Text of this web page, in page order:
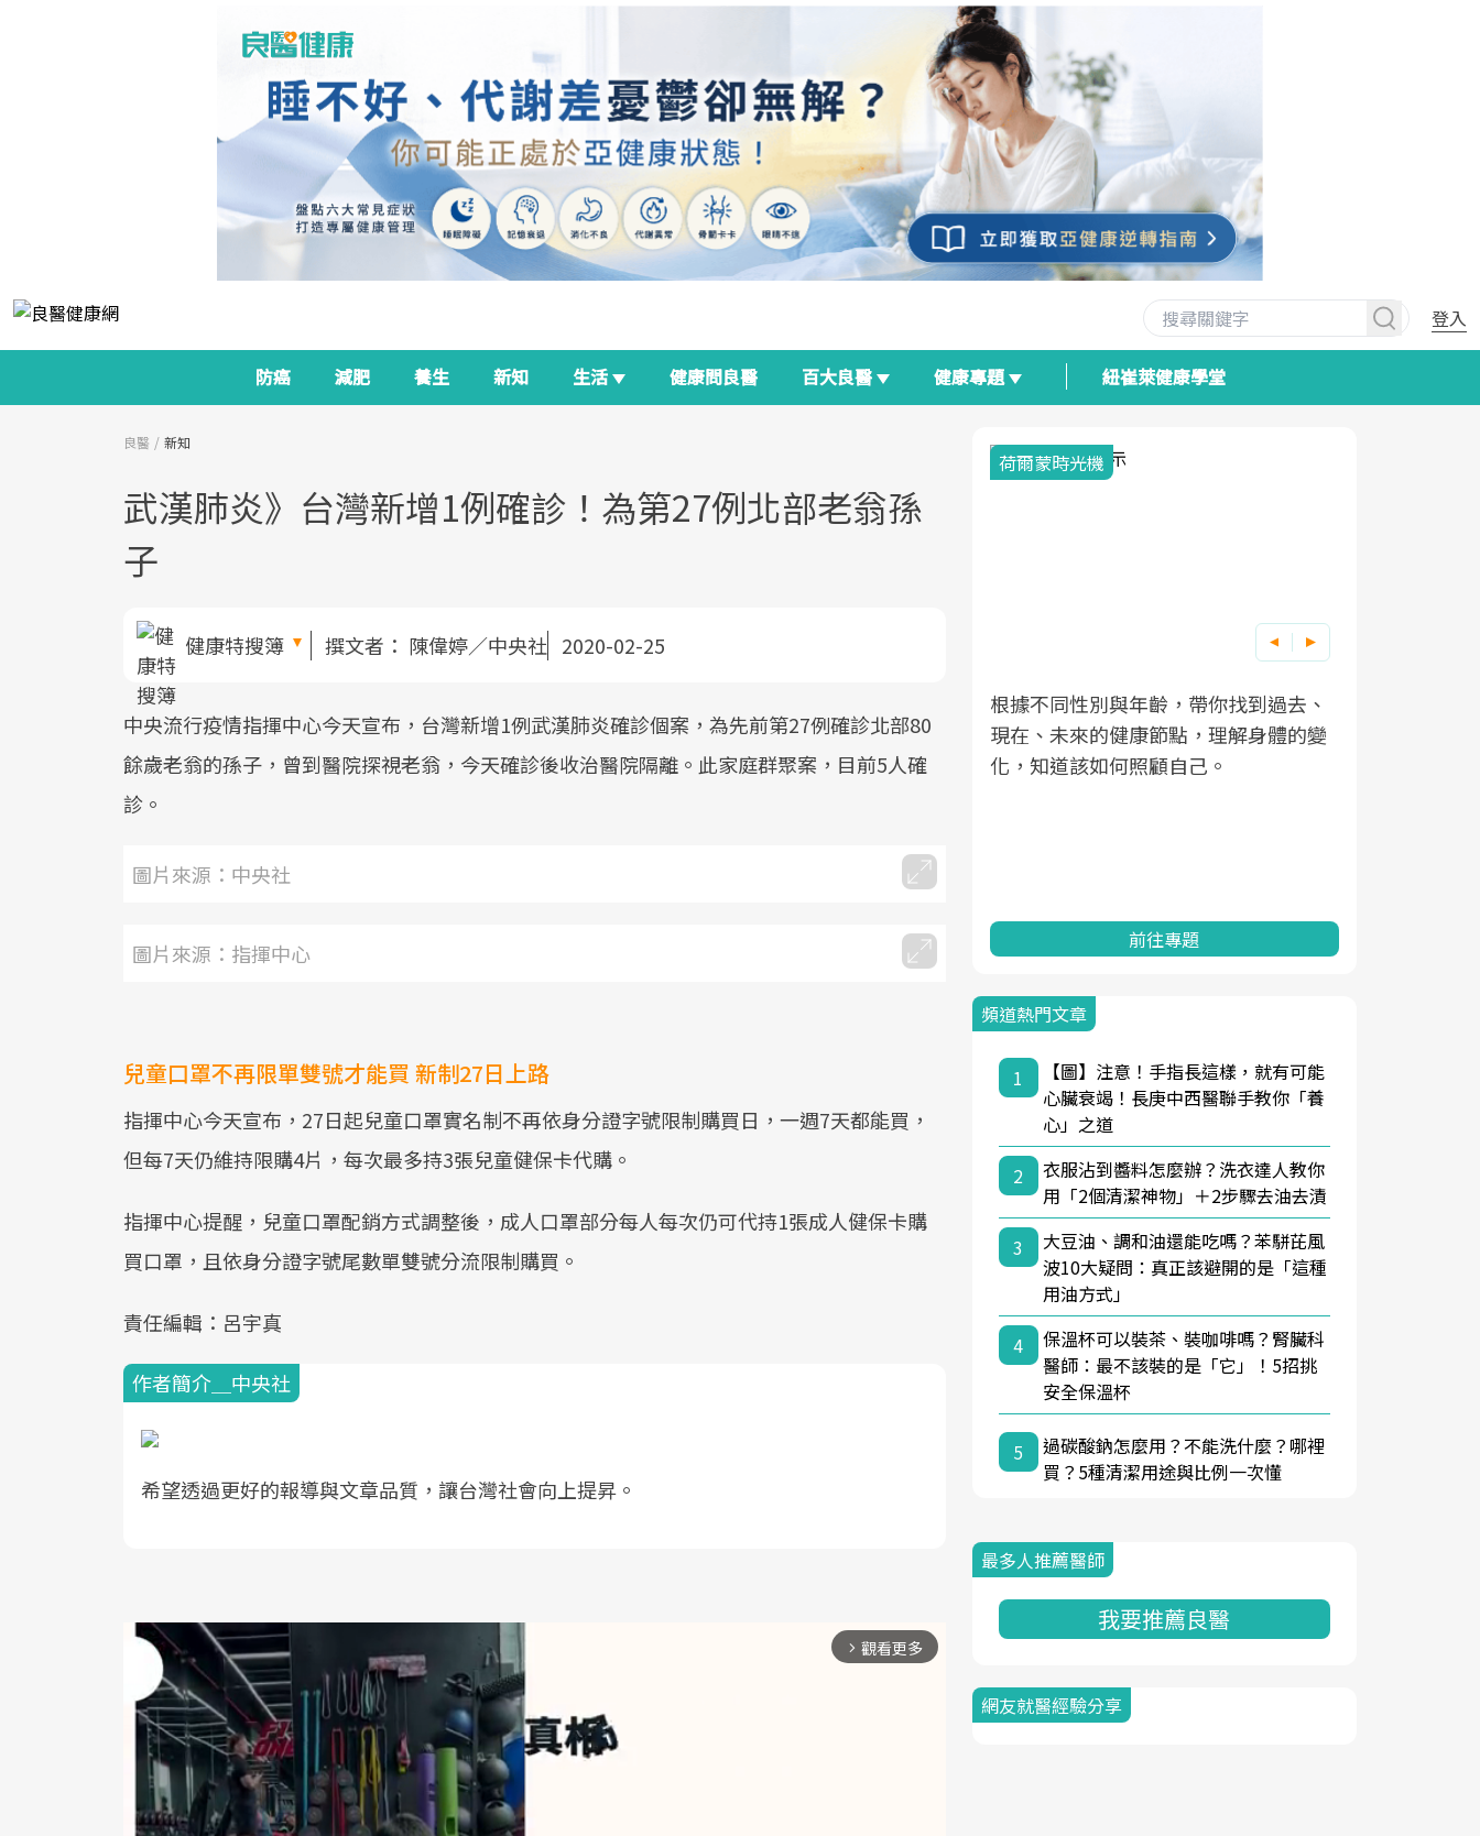
登入
防癌 減肥 養生 新知 生活 健康問良醫 百大良醫 健康專題 紐崔萊健康學堂
良醫 新知
武漢肺炎》台灣新增1例確診！為第27例北部老翁孫
子
健康特搜簿 撰文者： 陳偉婷／中央社 2020-02-25
中央流行疫情指揮中心今天宣布，台灣新增1例武漢肺炎確診個案，為先前第27例確診北部80
餘歲老翁的孫子，曾到醫院探視老翁，今天確診後收治醫院隔離。此家庭群聚案，目前5人確
診。
圖片來源：中央社
圖片來源：指揮中心
兒童口罩不再限單雙號才能買 新制27日上路
指揮中心今天宣布，27日起兒童口罩實名制不再依身分證字號限制購買日，一週7天都能買，
但每7天仍維持限購4片，每次最多持3張兒童健保卡代購。
指揮中心提醒，兒童口罩配銷方式調整後，成人口罩部分每人每次仍可代持1張成人健保卡購
買口罩，且依身分證字號尾數單雙號分流限制購買。
責任編輯：呂宇真
作者簡介＿中央社
希望透過更好的報導與文章品質，讓台灣社會向上提昇。
arrow_forward_ios 觀看更多
邁向「健康照護」的新時代。隨著國家
政策如「健康台灣推動委員會」與「長
療院所的服務，更是民眾了解自身健康
狀況、啟動健康管理的重要起點。
健康新生活」，從講座、體驗到運動，
全面啟動你的健康革命！
發，透過醫學觀點與日常感受的對話，
建立對亞健康的認知，進而引導實際的
荷爾蒙時光機
根據不同性別與年齡，帶你找到過去、
現在、未來的健康節點，理解身體的變
化，知道該如何照顧自己。
前往專題
頻道熱門文章
1
【圖】注意！手指長這樣，就有可能
心臟衰竭！長庚中西醫聯手教你「養
心」之道
2
衣服沾到醬料怎麼辦？洗衣達人教你
用「2個清潔神物」＋2步驟去油去漬
3
大豆油、調和油還能吃嗎？苯駢芘風
波10大疑問：真正該避開的是「這種
用油方式」
4
保溫杯可以裝茶、裝咖啡嗎？腎臟科
醫師：最不該裝的是「它」！5招挑
安全保溫杯
5
過碳酸鈉怎麼用？不能洗什麼？哪裡
買？5種清潔用途與比例一次懂
最多人推薦醫師
我要推薦良醫
網友就醫經驗分享